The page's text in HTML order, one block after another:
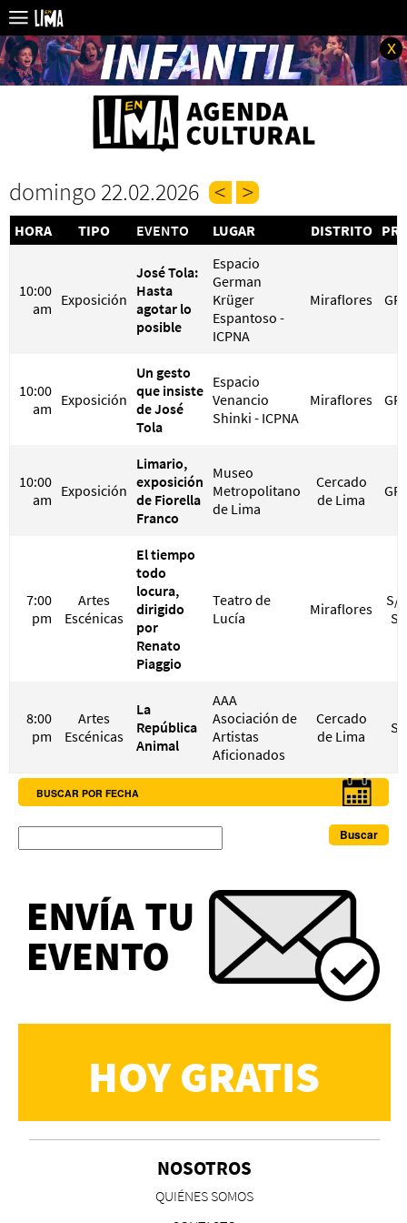
x
domingo 22.02.2026
HORA TIPO EVENTO LUGAR DISTRITO
10:00
am Exposición
José Tola:
Hasta
agotar lo
posible
Espacio
German
Krüger
Espantoso -
ICPNA
Miraflores
10:00
am Exposición
Un gesto
que insiste
de José
Tola
Espacio
Venancio
Shinki - ICPNA
Miraflores
10:00
am Exposición
Limario,
exposición
de Fiorella
Franco
Museo
Metropolitano
de Lima
Cercado
de Lima
7:00
pm
Artes
Escénicas
El tiempo
todo
locura,
dirigido
por
Renato
Piaggio
Teatro de
Lucía
Miraflores
S/
S/
8:00
pm
Artes
Escénicas
La
República
Animal
AAA
Asociación de
Artistas
Aficionados
Cercado
de Lima
S/
BUSCAR POR FECHA
HOY GRATIS
NOSOTROS
QUIÉNES SOMOS